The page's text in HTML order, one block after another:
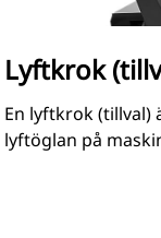
Lyftkrok
En lyftkrok (tillval)
lyftöglan på